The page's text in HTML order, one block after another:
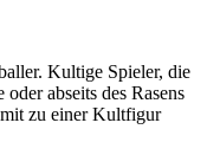
Kultige Spieler, die
abseits des Rasens
zu einer Kultfigur